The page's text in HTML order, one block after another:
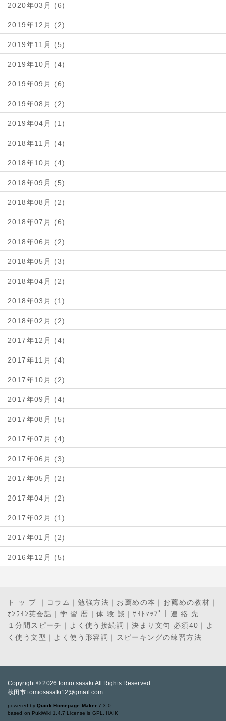
2020年03月 (6)
2019年12月 (2)
2019年11月 (5)
2019年10月 (4)
2019年09月 (6)
2019年08月 (2)
2019年04月 (1)
2018年11月 (4)
2018年10月 (4)
2018年09月 (5)
2018年08月 (2)
2018年07月 (6)
2018年06月 (2)
2018年05月 (3)
2018年04月 (2)
2018年03月 (1)
2018年02月 (2)
2017年12月 (4)
2017年11月 (4)
2017年10月 (2)
2017年09月 (4)
2017年08月 (5)
2017年07月 (4)
2017年06月 (3)
2017年05月 (2)
2017年04月 (2)
2017年02月 (1)
2017年01月 (2)
2016年12月 (5)
ト ッ プ ｜ コラム ｜勉強方法 ｜ お薦めの本 ｜ お薦めの教材 ｜
ｵﾝﾗｲﾝ英会話 ｜ 学 習 暦 ｜体 験 談 ｜ｻｲﾄﾏｯﾌﾟ
連 絡 先
１分間スピーチ ｜ よく使う接続詞 ｜決まり文句 必須40 ｜
よ
く使う文型 ｜ よく使う形容詞 ｜ スピーキングの練習方法
Copyright © 2026tomio sasaki All Rights Reserved.
秋田市 tomiosasaki12@gmail.com
powered byQuick Homepage Maker 7.3.0
based on PukiWiki 1.4.7 License is GPL. HAIK